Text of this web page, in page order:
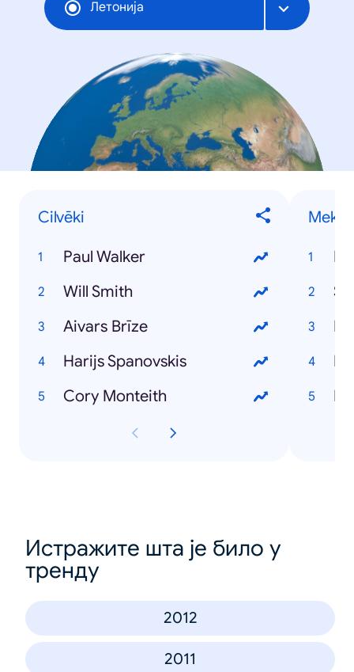
Летонија
Cilvēki
Paul Walker
Will Smith
Aivars Brīze
Harijs Spanovskis
Cory Monteith
Истражите шта је било у
тренду
2012
2011